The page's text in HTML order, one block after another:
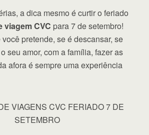
a dica mesmo é curtir o feriado
viagem CVC para 7 de setembro!
pretende, se é descansar, se
seu amor, com a família, fazer as
afora é sempre uma experiência